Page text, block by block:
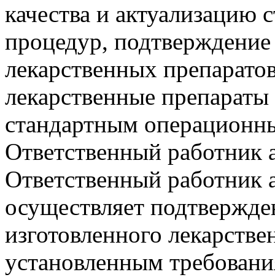
качества и
процедур, подтверждение
лекарственных
лекарственные
стандартным
Ответственный работник
Ответственный работник
осуществляет
изготовленного
установленным